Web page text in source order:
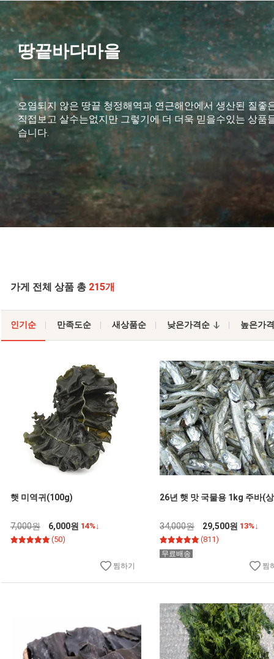
땅끝바다마을
오염되지 않은 땅끝 청정해역과 연근해안에서 생산된 질좋
직접보고 살수는없지만 그렇기에 더 더욱 믿을수있는 상품
습니다.
가게 전체 상품 총 215개
인기순 만족도순 새상품순 낮은가격순 높은가
햇 미역귀(100g)
7,000원 6,000원 14%↓
(50)
찜하기
26년 햇 맛 국물용 1kg 주바(
34,000원 29,500원 13%↓
(811)
무료배송
찜